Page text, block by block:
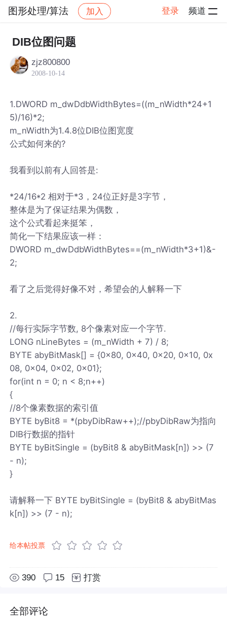
图形处理/算法 加入 登录 频道
社区 图形处理/算法
DIB位图问题
zjz800800
2008-10-14
1.DWORD m_dwDdbWidthBytes=((m_nWidth*24+1
5)/16)*2;
m_nWidth为1.4.8位DIB位图宽度
公式如何来的?
我看到以前有人回答是:
*24/16*2 相对于*3，24位正好是3字节，
整体是为了保证结果为偶数，
这个公式看起来挺笨，
简化一下结果应该一样：
DWORD m_dwDdbWidthBytes==(m_nWidth*3+1)&-
2;
看了之后觉得好像不对，希望会的人解释一下
2.
//每行实际字节数, 8个像素对应一个字节.
LONG nLineBytes = (m_nWidth + 7) / 8;
BYTE abyBitMask[] = {0x80, 0x40, 0x20, 0x10, 0x
08, 0x04, 0x02, 0x01};
for(int n = 0; n < 8;n++)
{
//8个像素数据的索引值
BYTE byBit8 = *(pbyDibRaw++);//pbyDibRaw为指向
DIB行数据的指针
BYTE byBitSingle = (byBit8 & abyBitMask[n]) >> (7
- n);
}
请解释一下 BYTE byBitSingle = (byBit8 & abyBitMas
k[n]) >> (7 - n);
给本帖投票
390 15 打赏
全部评论